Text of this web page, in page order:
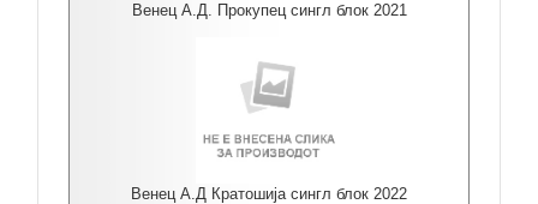
Венец А.Д. Прокупец сингл блок 2021
Венец А.Д Кратошија сингл блок 2022